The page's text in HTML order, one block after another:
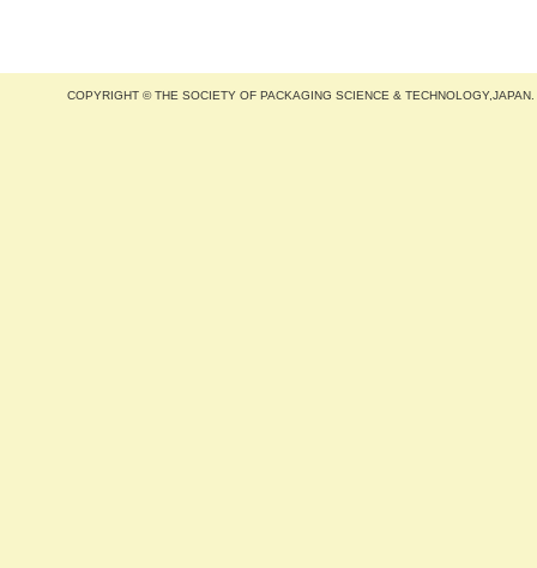
COPYRIGHT © THE SOCIETY OF PACKAGING SCIENCE &